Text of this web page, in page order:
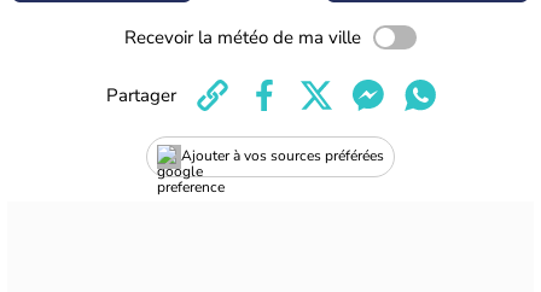
Recevoir la météo de ma ville
Ajouter à vos sources préférées
Partager